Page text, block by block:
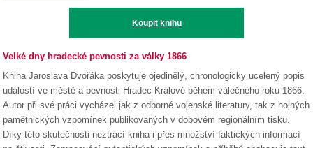
Koupit knihu
Velké dny hradecké pevnosti za války 1866
Kniha Jaroslava Dvořáka poskytuje ojedinělý, chronologicky ucelený popis
událostí ve městě a pevnosti Hradec Králové během válečného roku 1866.
Autor při své práci vycházel jak z odborné vojenské literatury, tak z hojných
pamětnických vzpomínek publikovaných v dobovém regionálním tisku.
Díky této skutečnosti neztrácí kniha i přes množství faktických informací